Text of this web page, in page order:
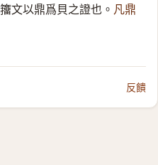
文以鼎爲貝之證也。 凡鼎
反饋